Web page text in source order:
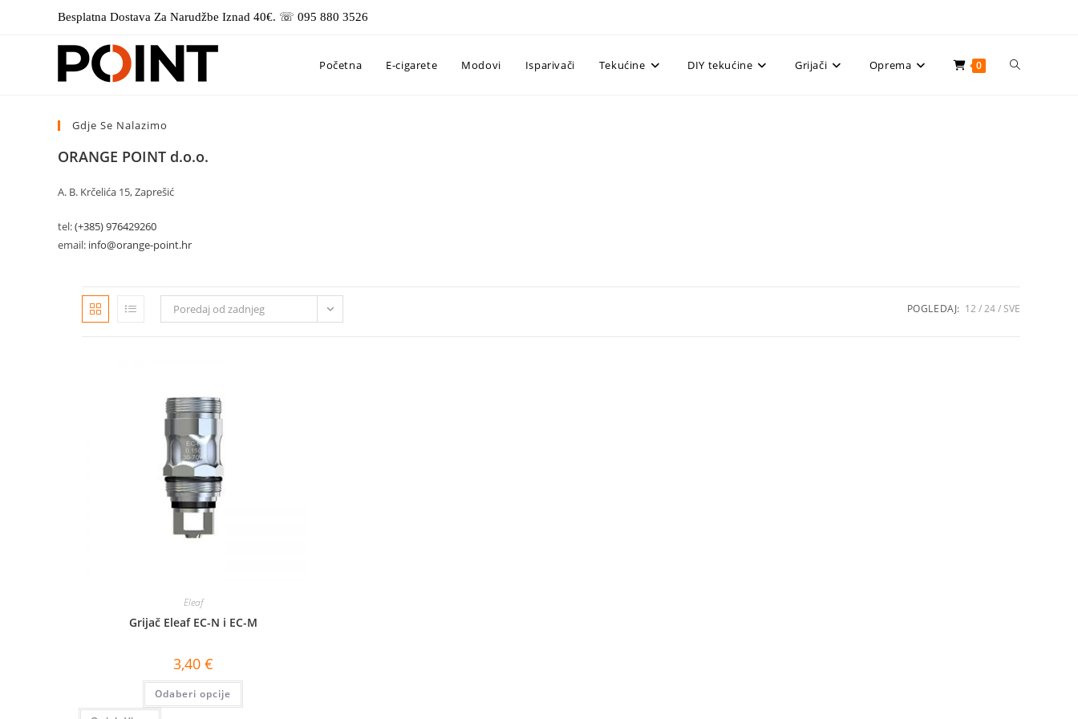
Besplatna Dostava Za Narudžbe Iznad 40€. ☏ 095 880 3526
Početna E-cigarete Modovi Isparivači Tekućine DIY tekućine Grijači Oprema 0 Uključi/
Gdje Se Nalazimo
ORANGE POINT d.o.o.
A. B. Krčelića 15, Zaprešić
tel:(+385) 976429260
email: info@orange-point.hr
Poredaj od zadnjeg POGLEDAJ: 12 24 SVE
Eleaf
Grijač Eleaf EC-N i EC-M
3,40 €
Odaberi opcije
Ovaj
ima